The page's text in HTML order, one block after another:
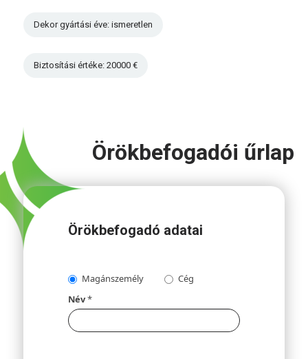
Dekor gyártási éve: ismeretlen
Biztosítási értéke: 20000 €
Örökbefogadói űrlap
Örökbefogadó adatai
Magánszemély
Cég
Név*